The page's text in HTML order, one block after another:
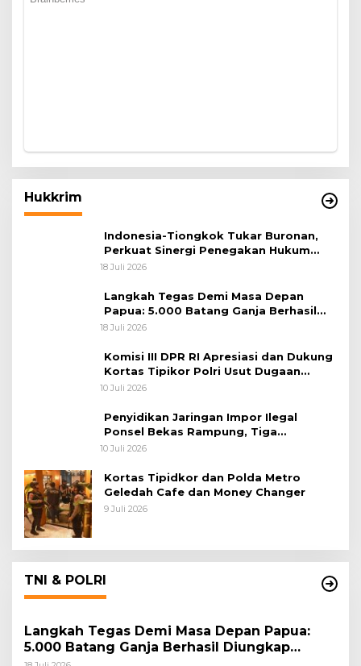
Hukkrim
Indonesia-Tiongkok Tukar Buronan,
Perkuat Sinergi Penegakan Hukum
Lintas Negara
18 Juli 2026
Langkah Tegas Demi Masa Depan
Papua: 5.000 Batang Ganja Berhasil
Diungkap Koops TNI Habema
18 Juli 2026
Komisi III DPR RI Apresiasi dan Dukung
Kortas Tipikor Polri Usut Dugaan
Korupsi Batu Bara
10 Juli 2026
Penyidikan Jaringan Impor Ilegal
Ponsel Bekas Rampung, Tiga
Tersangka Sudah P-21 dan Satu Buron
10 Juli 2026
Kortas Tipidkor dan Polda Metro
Geledah Cafe dan Money Changer
9 Juli 2026
TNI & POLRI
Langkah Tegas Demi Masa Depan Papua:
5.000 Batang Ganja Berhasil Diungkap